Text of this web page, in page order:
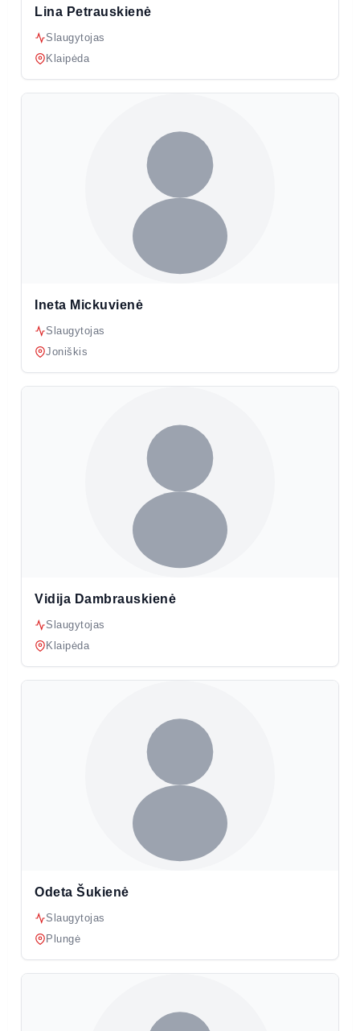
Lina Petrauskienė
Slaugytojas
Klaipėda
Ineta Mickuvienė
Slaugytojas
Joniškis
Vidija Dambrauskienė
Slaugytojas
Klaipėda
Odeta Šukienė
Slaugytojas
Plungė